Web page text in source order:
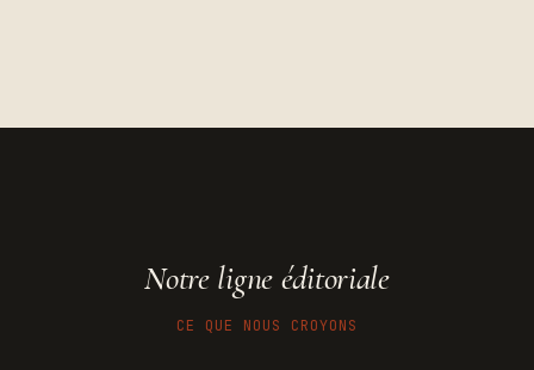
Notre ligne éditoriale
CE QUE NOUS CROYONS